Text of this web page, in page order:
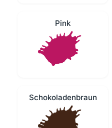
Pink
Schokoladenbraun